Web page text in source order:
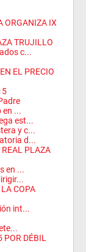
ORGANIZA IX
TRUJILLO
c...
EL PRECIO
...
est...
y c...
d...
REAL PLAZA
en ...
COPA
int...
POR DÉBIL